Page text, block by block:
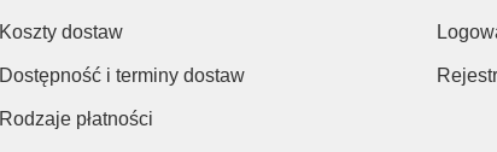
Koszty dostaw
Dostępność i terminy dostaw
Rodzaje płatności